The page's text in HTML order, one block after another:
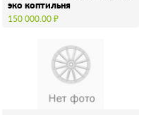
эко коптильня
150 000.00 ₽